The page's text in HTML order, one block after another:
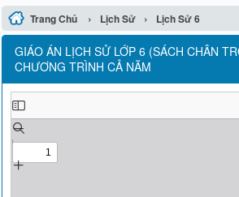
Trang Chủ › Lịch Sử › Lịch Sử 6
GIÁO ÁN LỊCH SỬ LỚP 6 (SÁCH CHÂN
CHƯƠNG TRÌNH CẢ NĂM